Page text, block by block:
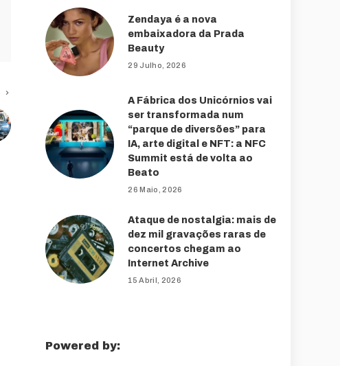
Zendaya é a nova
embaixadora da Prada
Beauty
29 Julho, 2026
A Fábrica dos Unicórnios vai
ser transformada num
“parque de diversões” para
IA, arte digital e NFT: a NFC
Summit está de volta ao
Beato
26 Maio, 2026
Ataque de nostalgia: mais de
dez mil gravações raras de
concertos chegam ao
Internet Archive
15 Abril, 2026
Powered by: